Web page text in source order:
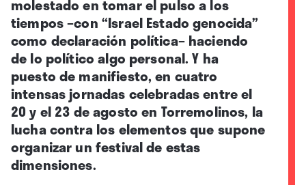
molestado en tomar el pulso a los
tiempos –con “Israel Estado genocida”
como declaración política– haciendo
de lo político algo personal. Y ha
puesto de manifiesto, en cuatro
intensas jornadas celebradas entre el
20 y el 23 de agosto en Torremolinos, la
lucha contra los elementos que supone
organizar un festival de estas
dimensiones.